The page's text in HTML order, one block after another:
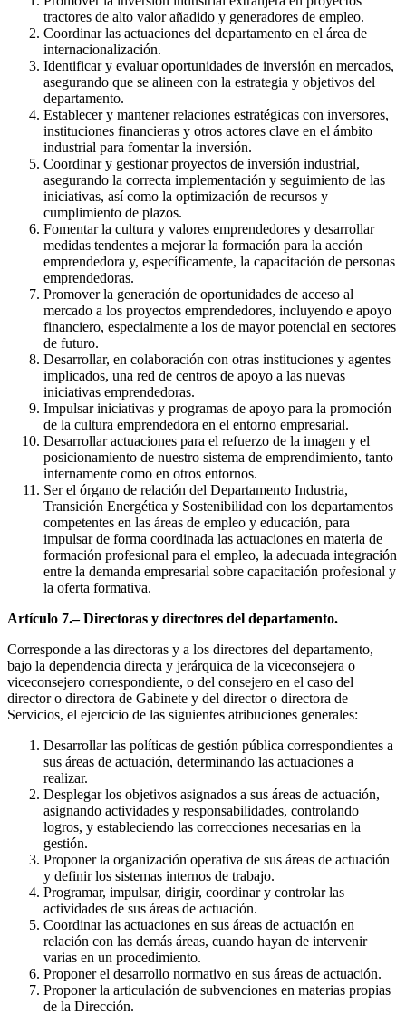
tractores de alto valor añadido y generadores de empleo.
Coordinar las actuaciones del departamento en el área de
internacionalización.
Identificar y evaluar oportunidades de inversión en mercados,
asegurando que se alineen con la estrategia y objetivos del
departamento.
Establecer y mantener relaciones estratégicas con inversores,
instituciones financieras y otros actores clave en el ámbito
industrial para fomentar la inversión.
Coordinar y gestionar proyectos de inversión industrial,
asegurando la correcta implementación y seguimiento de las
iniciativas, así como la optimización de recursos y
cumplimiento de plazos.
Fomentar la cultura y valores emprendedores y desarrollar
medidas tendentes a mejorar la formación para la acción
emprendedora y, específicamente, la capacitación de personas
emprendedoras.
Promover la generación de oportunidades de acceso al
mercado a los proyectos emprendedores, incluyendo e apoyo
financiero, especialmente a los de mayor potencial en sectores
de futuro.
Desarrollar, en colaboración con otras instituciones y agentes
implicados, una red de centros de apoyo a las nuevas
iniciativas emprendedoras.
Impulsar iniciativas y programas de apoyo para la promoción
de la cultura emprendedora en el entorno empresarial.
Desarrollar actuaciones para el refuerzo de la imagen y el
posicionamiento de nuestro sistema de emprendimiento, tanto
internamente como en otros entornos.
Ser el órgano de relación del Departamento Industria,
Transición Energética y Sostenibilidad con los departamentos
competentes en las áreas de empleo y educación, para
impulsar de forma coordinada las actuaciones en materia de
formación profesional para el empleo, la adecuada integración
entre la demanda empresarial sobre capacitación profesional y
la oferta formativa.
Artículo 7.– Directoras y directores del departamento.
Corresponde a las directoras y a los directores del departamento,
bajo la dependencia directa y jerárquica de la viceconsejera o
viceconsejero correspondiente, o del consejero en el caso del
director o directora de Gabinete y del director o directora de
Servicios, el ejercicio de las siguientes atribuciones generales:
Desarrollar las políticas de gestión pública correspondientes a
sus áreas de actuación, determinando las actuaciones a
realizar.
Desplegar los objetivos asignados a sus áreas de actuación,
asignando actividades y responsabilidades, controlando
logros, y estableciendo las correcciones necesarias en la
gestión.
Proponer la organización operativa de sus áreas de actuación
y definir los sistemas internos de trabajo.
Programar, impulsar, dirigir, coordinar y controlar las
actividades de sus áreas de actuación.
Coordinar las actuaciones en sus áreas de actuación en
relación con las demás áreas, cuando hayan de intervenir
varias en un procedimiento.
Proponer el desarrollo normativo en sus áreas de actuación.
Proponer la articulación de subvenciones en materias propias
de la Dirección.